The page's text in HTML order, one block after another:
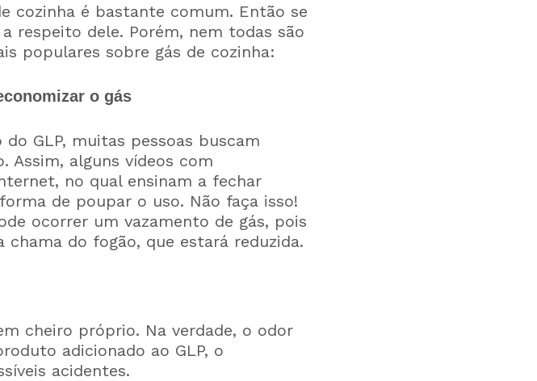
cozinha é bastante comum. Então se
respeito dele. Porém, nem todas são
populares sobre gás de cozinha:
o gás
GLP, muitas pessoas buscam
Assim, alguns vídeos com
no qual ensinam a fechar
de poupar o uso. Não faça isso!
ocorrer um vazamento de gás, pois
chama do fogão, que estará reduzida.
cheiro próprio. Na verdade, o odor
adicionado ao GLP, o
acidentes.